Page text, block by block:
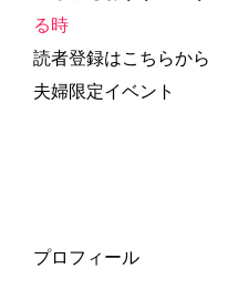
る時
読者登録はこちらから
夫婦限定イベント
プロフィール